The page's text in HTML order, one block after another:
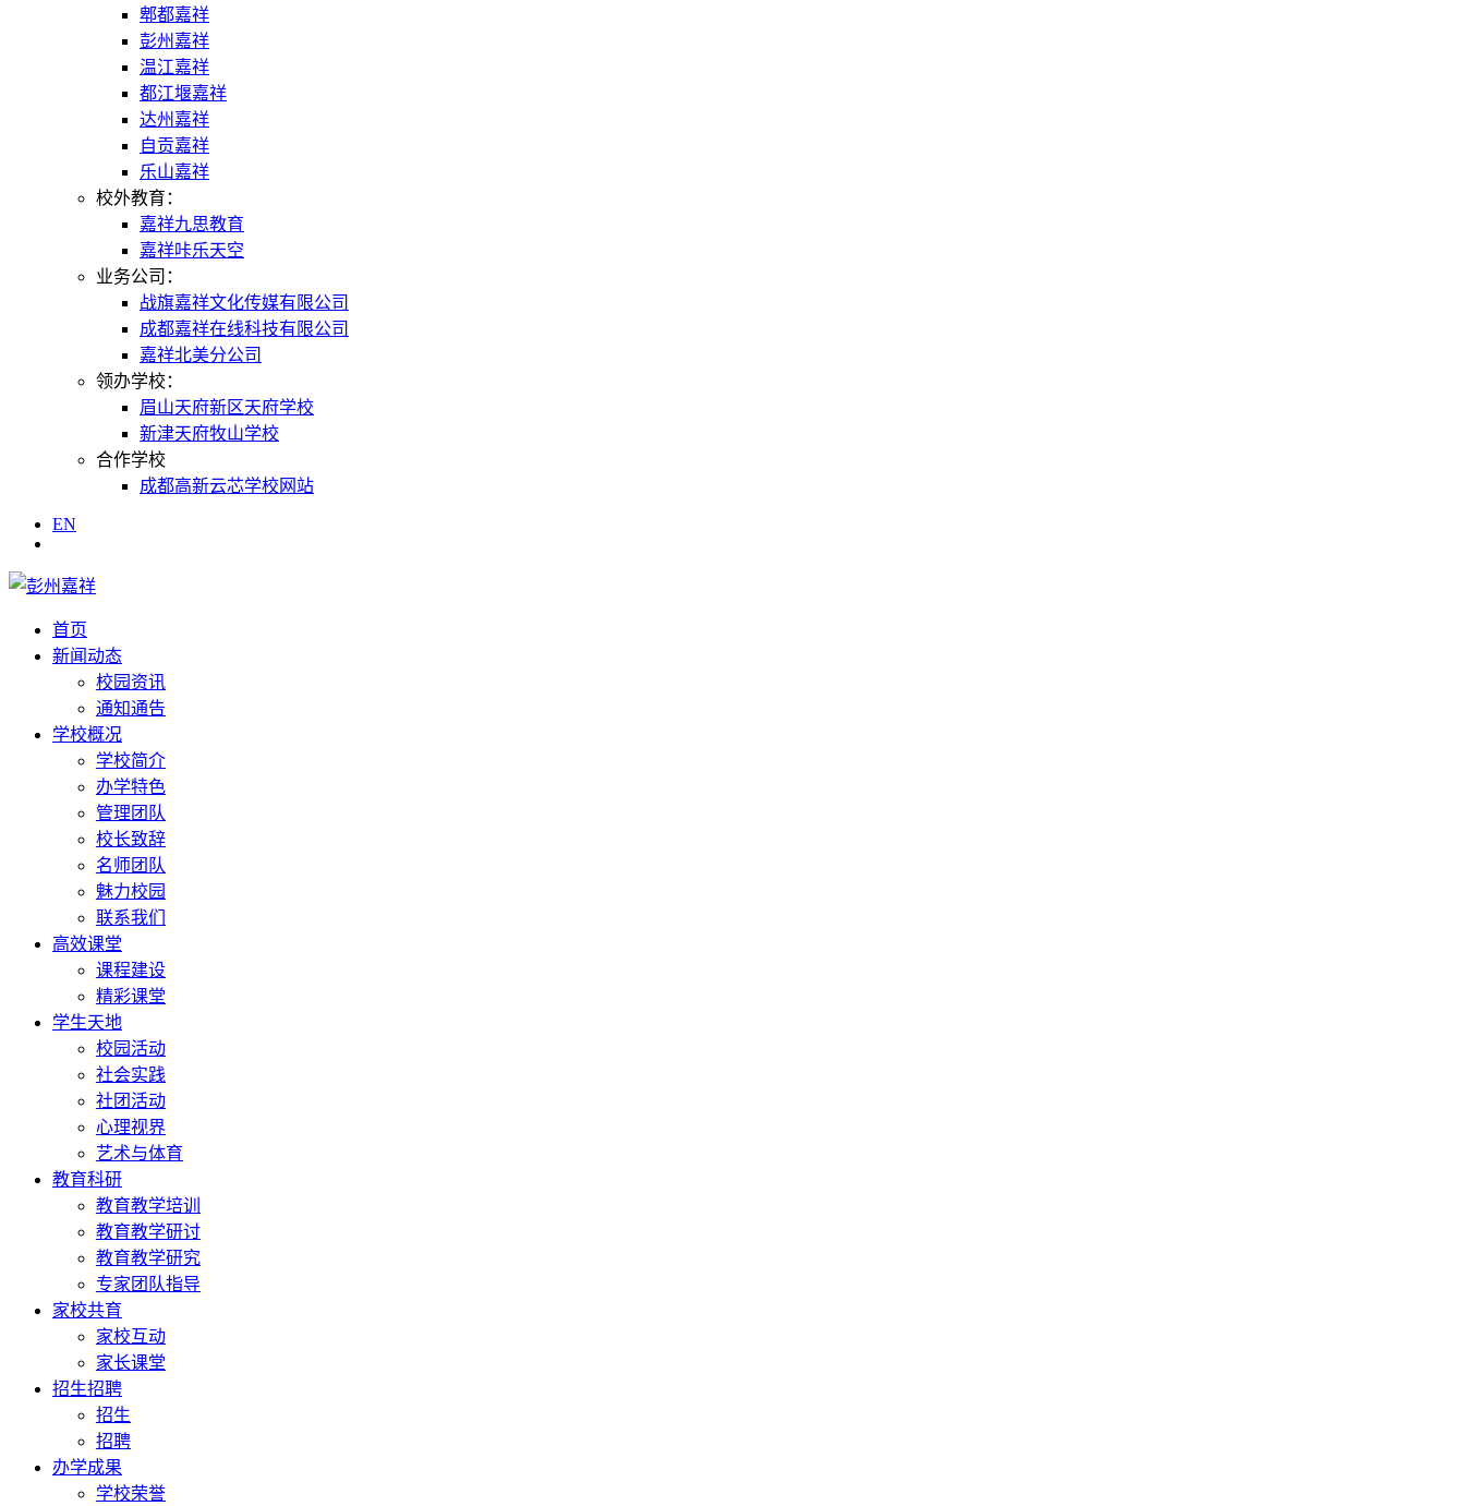
郫都嘉祥
彭州嘉祥
温江嘉祥
都江堰嘉祥
达州嘉祥
自贡嘉祥
乐山嘉祥
校外教育：
嘉祥九思教育
嘉祥咔乐天空
业务公司：
战旗嘉祥文化传媒有限公司
成都嘉祥在线科技有限公司
嘉祥北美分公司
领办学校：
眉山天府新区天府学校
新津天府牧山学校
合作学校
成都高新云芯学校网站
EN
首页
新闻动态
校园资讯
通知通告
学校概况
学校简介
办学特色
管理团队
校长致辞
名师团队
魅力校园
联系我们
高效课堂
课程建设
精彩课堂
学生天地
校园活动
社会实践
社团活动
心理视界
艺术与体育
教育科研
教育教学培训
教育教学研讨
教育教学研究
专家团队指导
家校共育
家校互动
家长课堂
招生招聘
招生
招聘
办学成果
学校荣誉